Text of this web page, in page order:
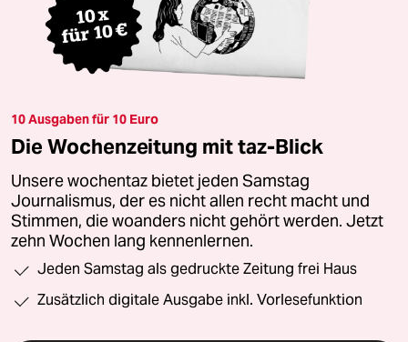
10 Ausgaben für 10 Euro
Die Wochenzeitung mit taz-Blick
Unsere wochentaz bietet jeden Samstag
Journalismus, der es nicht allen recht macht und
Stimmen, die woanders nicht gehört werden. Jetzt
zehn Wochen lang kennenlernen.
Jeden Samstag als gedruckte Zeitung frei Haus
Zusätzlich digitale Ausgabe inkl. Vorlesefunktion